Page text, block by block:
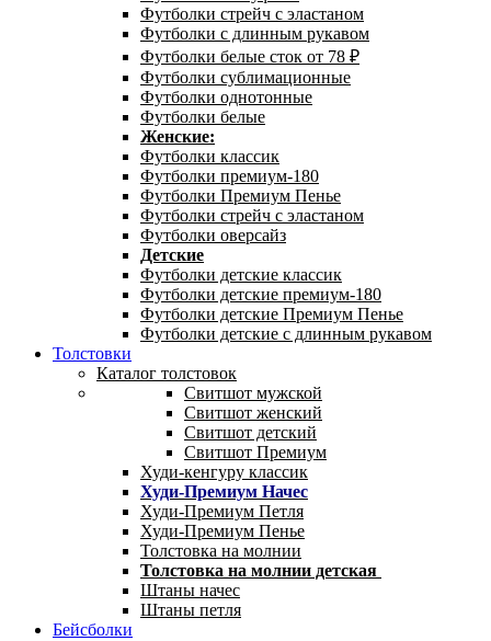
Футболки стрейч с эластаном
Футболки с длинным рукавом
Футболки белые сток от 78 ₽
Футболки сублимационные
Футболки однотонные
Футболки белые
Женские:
Футболки классик
Футболки премиум-180
Футболки Премиум Пенье
Футболки стрейч с эластаном
Футболки оверсайз
Детские
Футболки детские классик
Футболки детские премиум-180
Футболки детские Премиум Пенье
Футболки детские с длинным рукавом
Толстовки
Каталог толстовок
Свитшот мужской
Свитшот женский
Свитшот детский
Свитшот Премиум
Худи-кенгуру классик
Худи-Премиум Начес
Худи-Премиум Петля
Худи-Премиум Пенье
Толстовка на молнии
Толстовка на молнии детская
Штаны начес
Штаны петля
Бейсболки